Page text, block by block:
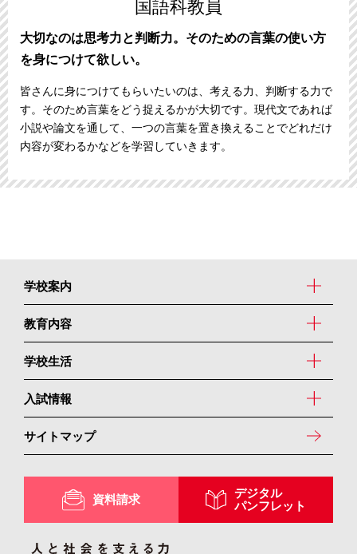
国語科教員
大切なのは思考力と判断力。そのための言葉の使い方
を身につけて欲しい。
皆さんに身につけてもらいたいのは、考える力、判断する力で
す。そのため言葉をどう捉えるかが大切です。現代文であれば
小説や論文を通して、一つの言葉を置き換えることでどれだけ
内容が変わるかなどを学習していきます。
資料請求
デジタル
パンフレット
学校案内
教育内容
学校生活
入試情報
サイトマップ